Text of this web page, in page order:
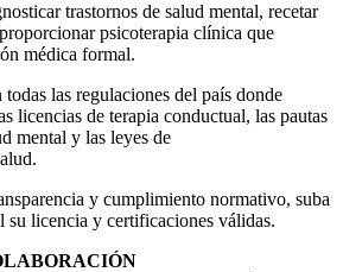
trastornos de salud mental, recetar
psicoterapia clínica que
médica formal.
las regulaciones del país donde
licencias de terapia conductual, las pautas
mental y las leyes de
y cumplimiento normativo, suba
su licencia y certificaciones válidas.